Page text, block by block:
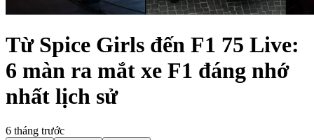
Từ Spice Girls đến F1 75 Live:
6 màn ra mắt xe F1 đáng nhớ
nhất lịch sử
6 tháng trước